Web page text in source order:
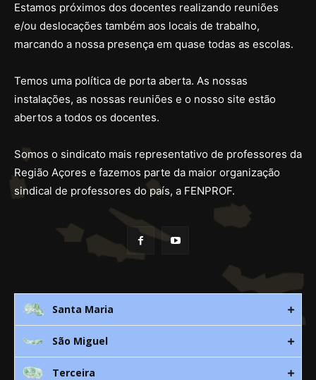
Estamos próximos dos docentes realizando reuniões
e/ou deslocações também aos locais de trabalho,
marcando a nossa presença em quase todas as escolas.
Temos uma política de porta aberta. As nossas
instalações, as nossas reuniões e o nosso site estão
abertos a todos os docentes.
Somos o sindicato mais representativo de professores da
Região Açores e fazemos parte da maior organização
sindical de professores do país, a FENPROF.
Santa Maria
Rua 3. Leandres Chaves, 12C
São Miguel
Terceira